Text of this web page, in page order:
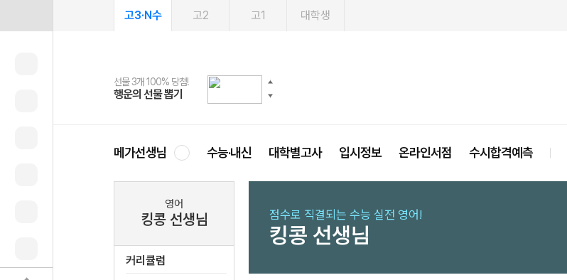
고3·N수 고2 고1 대학생
선물 3개 100% 당첨!
행운의 선물 뽑기
선물 100% 증정!
메가스터디 X 올리브
여름방학 스터디 캐시백
메가런 썸머스쿨
2027 러셀 단과
강사 공개선발
스마트러닝앱
설문 EVENT
메가패스
3일 무료 체험권
메가패스 수강생 무료혜택!
메가클럽 멤버십
사회공헌 캠페인
희망이룸 메가나눔
메가선생님 수능·내신 대학별고사 입시정보 온라인서점 수시합격예측
영어
킹콩 선생님
커리큘럼
점수로 직결되는 수능 실전 영어!
킹콩 선생님